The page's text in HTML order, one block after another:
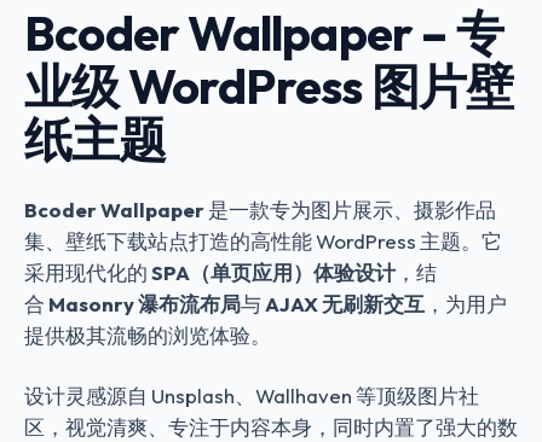
Bcoder Wallpaper – 专
业级 WordPress 图片壁
纸主题
Bcoder Wallpaper是一款专为图片展示、摄影作品
集、壁纸下载站点打造的高性能 WordPress 主题。它
采用现代化的SPA（单页应用）体验设计，结
合 Masonry 瀑布流布局与AJAX 无刷新交互 ，为用户
提供极其流畅的浏览体验。
设计灵感源自 Unsplash、Wallhaven 等顶级图片社
区，视觉清爽、专注于内容本身，同时内置了强大的数